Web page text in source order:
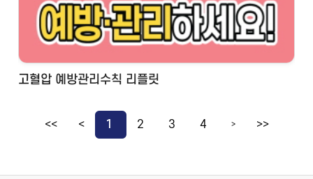
고혈압 예방관리수칙 리플릿
<< < 1 2 3 4 > >>